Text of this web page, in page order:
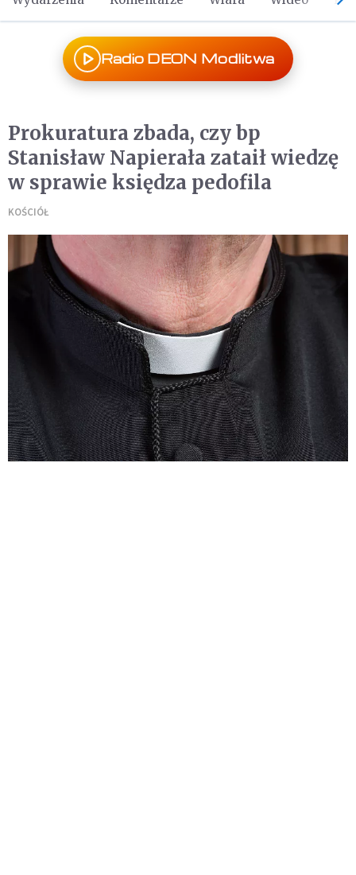
Radio DEON Modlitwa
Prokuratura zbada, czy bp
Stanisław Napierała zataił wiedzę
w sprawie księdza pedofila
KOŚCIÓŁ